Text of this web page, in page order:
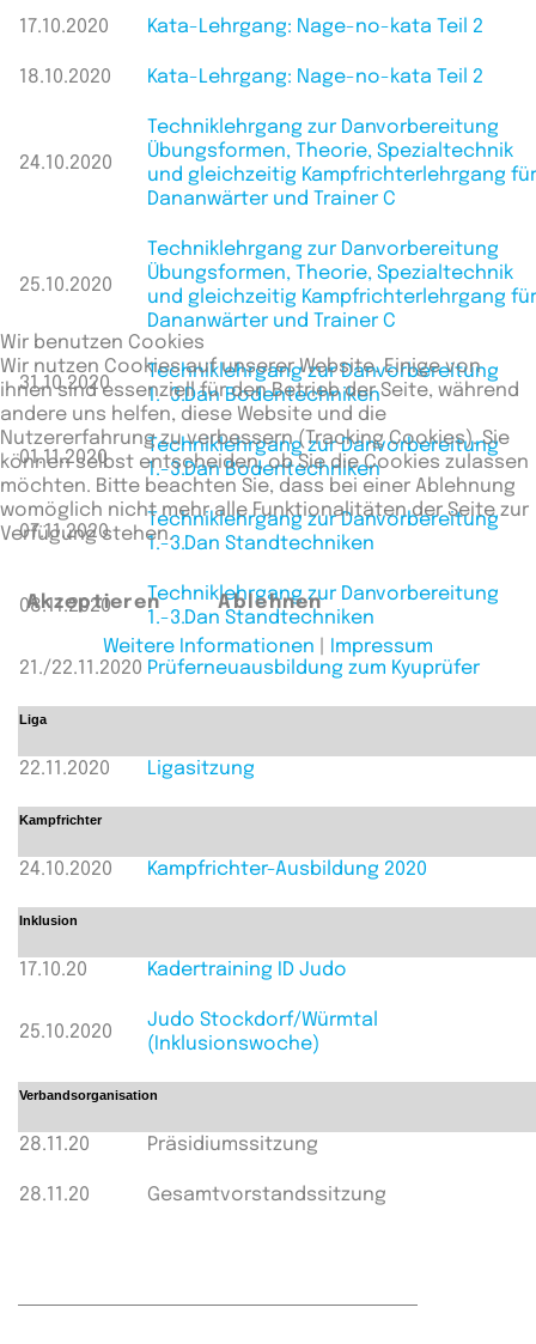
17.10.2020 Kata-Lehrgang: Nage-no-kata Teil 2
18.10.2020 Kata-Lehrgang: Nage-no-kata Teil 2
24.10.2020
Techniklehrgang zur Danvorbereitung
Übungsformen, Theorie, Spezialtechnik
und gleichzeitig Kampfrichterlehrgang für
Dananwärter und Trainer C
25.10.2020
Techniklehrgang zur Danvorbereitung
Übungsformen, Theorie, Spezialtechnik
und gleichzeitig Kampfrichterlehrgang für
Dananwärter und Trainer C
31.10.2020
Techniklehrgang zur Danvorbereitung
1.-3.Dan Bodentechniken
01.11.2020
Techniklehrgang zur Danvorbereitung
1.-3.Dan Bodentechniken
07.11.2020
Techniklehrgang zur Danvorbereitung
1.-3.Dan Standtechniken
08.11.2020
Techniklehrgang zur Danvorbereitung
1.-3.Dan Standtechniken
21./22.11.2020 Prüferneuausbildung zum Kyuprüfer
Liga
22.11.2020 Ligasitzung
Kampfrichter
24.10.2020 Kampfrichter-Ausbildung 2020
Inklusion
17.10.20 Kadertraining ID Judo
25.10.2020
Judo Stockdorf/Würmtal
(Inklusionswoche)
Verbandsorganisation
28.11.20 Präsidiumssitzung
28.11.20 Gesamtvorstandssitzung
Wir benutzen Cookies
Wir nutzen Cookies auf unserer Website. Einige von
ihnen sind essenziell für den Betrieb der Seite, während
andere uns helfen, diese Website und die
Nutzererfahrung zu verbessern (Tracking Cookies). Sie
können selbst entscheiden, ob Sie die Cookies zulassen
möchten. Bitte beachten Sie, dass bei einer Ablehnung
womöglich nicht mehr alle Funktionalitäten der Seite zur
Verfügung stehen.
Akzeptieren Ablehnen
Weitere Informationen Impressum